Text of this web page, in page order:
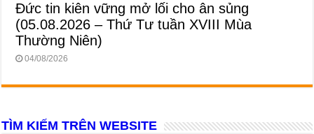
Đức tin kiên vững mở lối cho ân sủng
(05.08.2026 – Thứ Tư tuần XVIII Mùa
Thường Niên)
04/08/2026
TÌM KIẾM TRÊN WEBSITE